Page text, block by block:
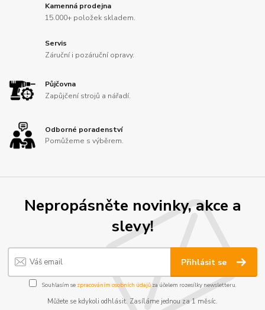
Kamenná prodejna
15.000+ položek skladem.
Servis
Záruční i pozáruční opravy.
Půjčovna
Zapůjčení strojů a nářadí.
Odborné poradenství
Pomůžeme s výběrem.
Nepropásněte novinky, akce a
slevy!
Přihlásit se
Souhlasím se zpracováním osobních údajůza účelem rozesílky newsletteru.
Můžete se kdykoli odhlásit. Zasíláme jednou za 1 měsíc.